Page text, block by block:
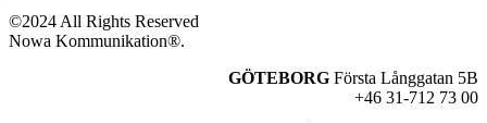
©2024 All Rights Reserved
Nowa Kommunikation®.
GÖTEBORG Första Långgatan 5B
+46 31-712 73 00